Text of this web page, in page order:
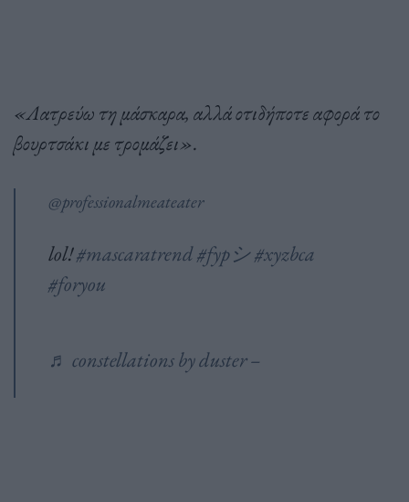
«Λατρεύω τη μάσκαρα, αλλά οτιδήποτε αφορά το
βουρτσάκι με τρομάζει».
@professionalmeateater
lol!#mascaratrend#fypシ#xyzbca
#foryou
♬ constellations by duster – ‍